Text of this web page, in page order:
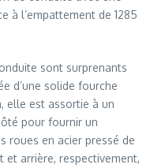
à l’empattement de 1285
sont surprenants
d’une solide fourche
elle est assortie à un
pour fournir un
roues en acier pressé de
et arrière, respectivement,